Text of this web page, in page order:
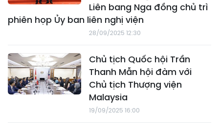
Liên bang Nga đồng chủ trì
phiên họp Ủy ban liên nghị viện
28/09/2025 12:30
Chủ tịch Quốc hội Trần
Thanh Mẫn hội đàm với
Chủ tịch Thượng viện
Malaysia
19/09/2025 16:00